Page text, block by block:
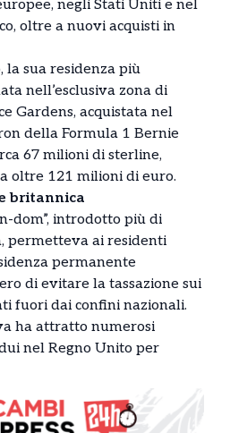
negli Stati Uniti e nel
oltre a nuovi acquisti in
la sua residenza più
nell’esclusiva zona di
Gardens, acquistata nel
della Formula 1 Bernie
67 milioni di sterline,
oltre 121 milioni di euro.
britannica
dom”, introdotto più di
permetteva ai residenti
permanente
di evitare la tassazione sui
fuori dai confini nazionali.
ha attratto numerosi
nel Regno Unito per